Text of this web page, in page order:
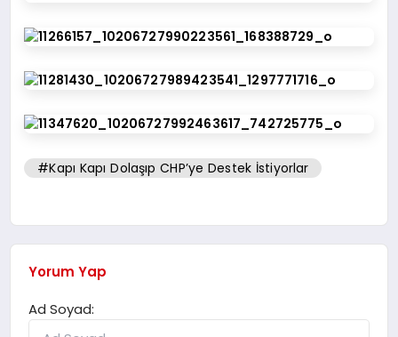
#Kapı Kapı Dolaşıp CHP’ye Destek İstiyorlar
Yorum Yap
Ad Soyad: